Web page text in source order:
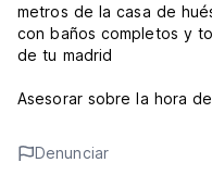
metros de la casa de
con baños completos y
de tu madrid
Asesorar sobre la hora
Verifique el tiempo a la 1
Denunciar